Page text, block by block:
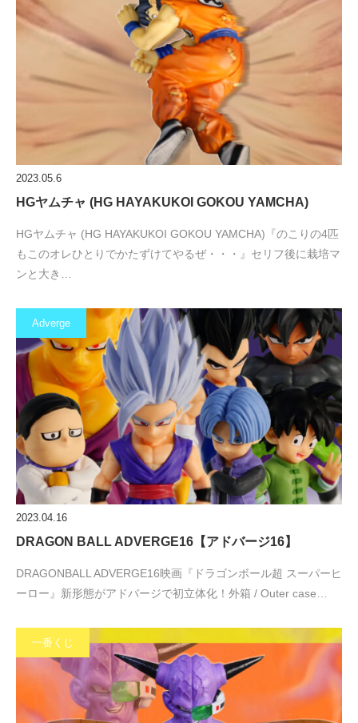
2023.05.6
HGヤムチャ (HG HAYAKUKOI GOKOU YAMCHA)
HGヤムチャ (HG HAYAKUKOI GOKOU YAMCHA)『のこりの4匹
もこのオレひとりでかたずけてやるぜ・・・』セリフ後に栽培マ
ンと大き…
Adverge
2023.04.16
DRAGON BALL ADVERGE16【アドバージ16】
DRAGONBALL ADVERGE16映画『ドラゴンボール超 スーパーヒ
ーロー』新形態がアドバージで初立体化！外箱 / Outer case…
一番くじ